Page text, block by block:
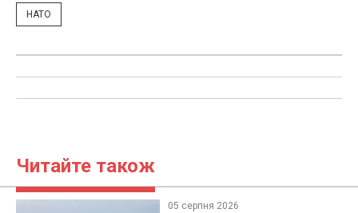
НАТО
Читайте також
05 серпня 2026